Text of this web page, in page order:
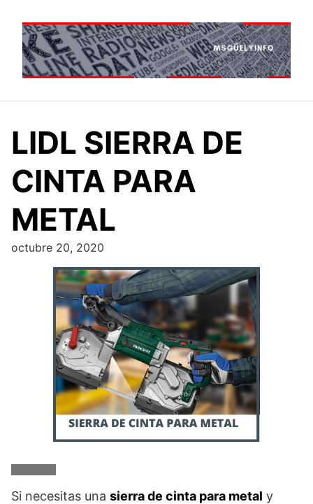
contenido
LIDL SIERRA DE
CINTA PARA
METAL
octubre 20, 2020
Si necesitas una sierra de cinta para metal y